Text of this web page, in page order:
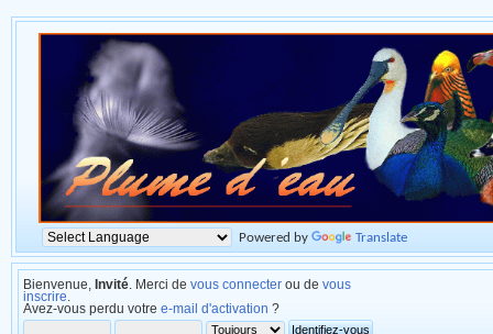
Powered by Translate
Bienvenue, Invité . Merci de vous connecter ou de vous
inscrire
Avez-vous perdu votre e-mail d'activation ?